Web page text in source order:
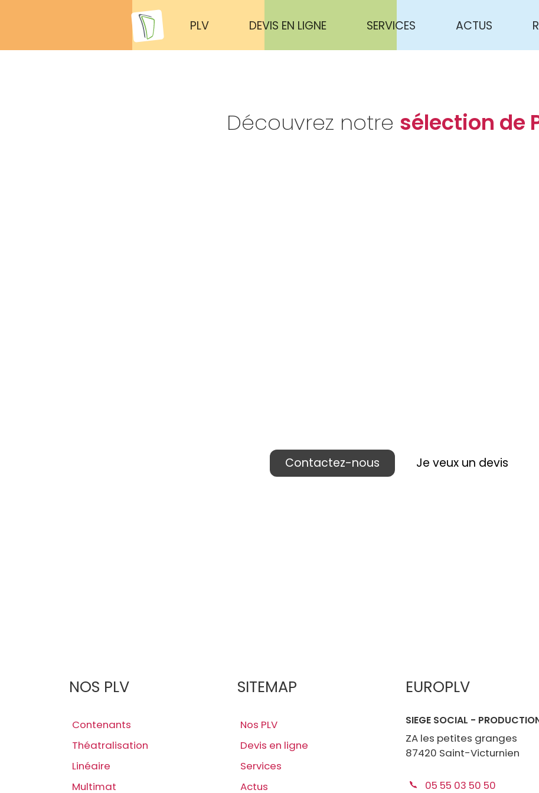
PLV DEVIS EN LIGNE SERVICES ACTUS
Découvrez notre sélection de
Contactez-nous Je veux un devis
NOS PLV
Contenants
Théatralisation
Linéaire
Multimat
SITEMAP
Nos PLV
Devis en ligne
Services
Actus
EUROPLV
SIEGE SOCIAL -
ZA les petites granges
87420 Saint-Victurnien
05 55 03 50 50